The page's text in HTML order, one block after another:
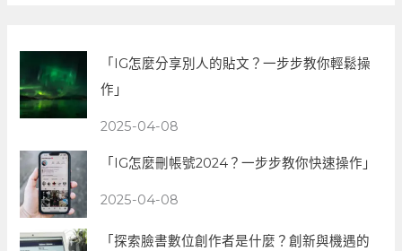
「IG怎麼分享別人的貼文？一步步教你輕鬆操
作」
2025-04-08
「IG怎麼刪帳號2024？一步步教你快速操作」
2025-04-08
「探索臉書數位創作者是什麼？創新與機遇的